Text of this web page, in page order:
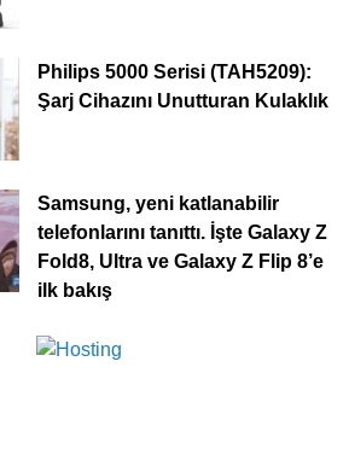
Philips 5000 Serisi (TAH5209):
Şarj Cihazını Unutturan Kulaklık
Samsung, yeni katlanabilir
telefonlarını tanıttı. İşte Galaxy Z
Fold8, Ultra ve Galaxy Z Flip 8’e
ilk bakış